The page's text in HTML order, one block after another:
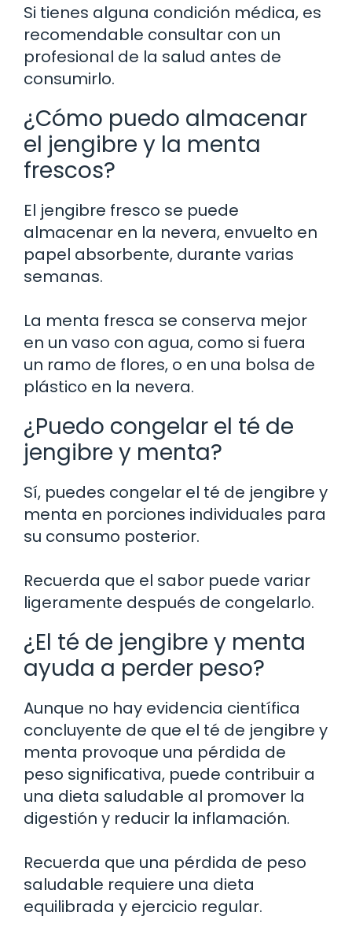
Si tienes alguna condición médica, es
recomendable consultar con un
profesional de la salud antes de
consumirlo.
¿Cómo puedo almacenar
el jengibre y la menta
frescos?
El jengibre fresco se puede
almacenar en la nevera, envuelto en
papel absorbente, durante varias
semanas.
La menta fresca se conserva mejor
en un vaso con agua, como si fuera
un ramo de flores, o en una bolsa de
plástico en la nevera.
¿Puedo congelar el té de
jengibre y menta?
Sí, puedes congelar el té de jengibre y
menta en porciones individuales para
su consumo posterior.
Recuerda que el sabor puede variar
ligeramente después de congelarlo.
¿El té de jengibre y menta
ayuda a perder peso?
Aunque no hay evidencia científica
concluyente de que el té de jengibre y
menta provoque una pérdida de
peso significativa, puede contribuir a
una dieta saludable al promover la
digestión y reducir la inflamación.
Recuerda que una pérdida de peso
saludable requiere una dieta
equilibrada y ejercicio regular.